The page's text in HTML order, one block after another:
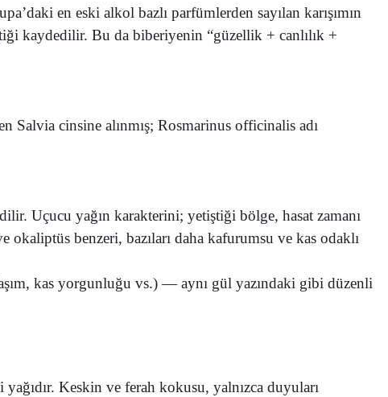
en eski alkol bazlı parfümlerden sayılan karışımın
kaydedilir. Bu da biberiyenin “güzellik + canlılık +
Salvia cinsine alınmış; Rosmarinus officinalis adı
Uçucu yağın karakterini; yetiştiği bölge, hasat zamanı
benzeri, bazıları daha kafurumsu ve kas odaklı
kas yorgunluğu vs.) — aynı gül yazındaki gibi düzenli
Keskin ve ferah kokusu, yalnızca duyuları